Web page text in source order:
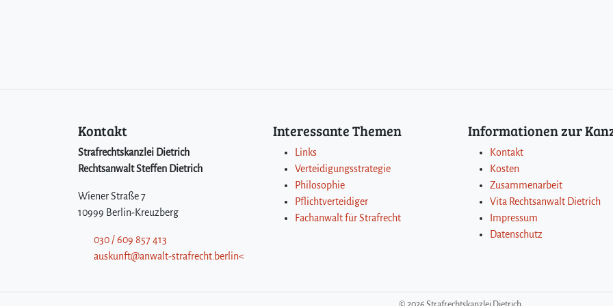
Kontakt
Strafrechtskanzlei Dietrich
Rechtsanwalt Steffen Dietrich
Wiener Straße 7
10999 Berlin-Kreuzberg
030 / 609 857 413
auskunft@anwalt-strafrecht.berlin<
Interessante Themen
Links
Verteidigungsstrategie
Philosophie
Pflichtverteidiger
Fachanwalt für Strafrecht
Informationen zur
Kontakt
Kosten
Zusammenarbeit
Vita Rechtsanwalt Dietrich
Impressum
Datenschutz